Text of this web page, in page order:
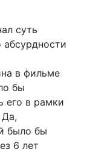
суть
в фильме
бы
его в рамки
было бы
6 лет